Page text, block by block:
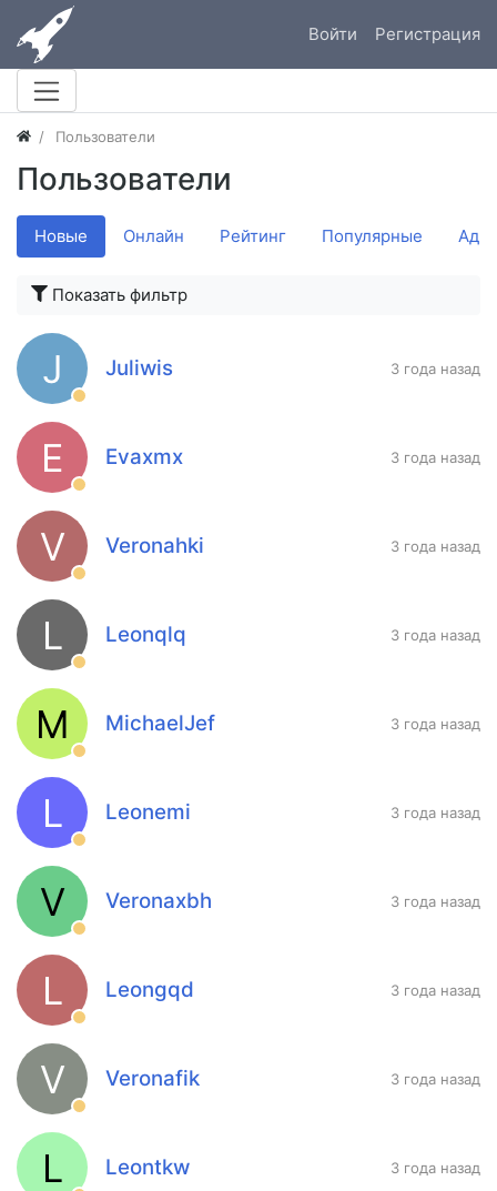
Войти Регистрация
Пользователи
Пользователи
Новые Онлайн Рейтинг Популярные
Показать фильтр
J Juliwis 3 года назад
E Evaxmx 3 года назад
V Veronahki 3 года назад
L Leonqlq 3 года назад
M MichaelJef 3 года назад
L Leonemi 3 года назад
V Veronaxbh 3 года назад
L Leongqd 3 года назад
V Veronafik 3 года назад
L Leontkw 3 года назад